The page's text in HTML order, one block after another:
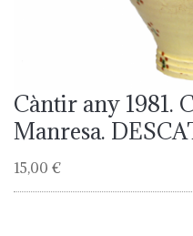
Càntir any 1981.
Manresa.
15,00 €